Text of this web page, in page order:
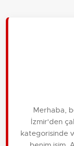
Merhaba,
İzmir'den
kategorisinde